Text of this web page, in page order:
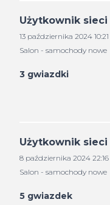
Użytkownik sieci
13 października 2024 10:21
Salon - samochody nowe
3 gwiazdki
Użytkownik sieci
8 października 2024 22:16
Salon - samochody nowe
5 gwiazdek